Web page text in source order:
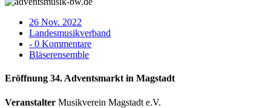
26 Nov. 2022
Landesmusikverband
- 0 Kommentare
Bläserensemble
Eröffnung 34. Adventsmarkt in Magstadt
Veranstalter Musikverein Magstadt e.V.